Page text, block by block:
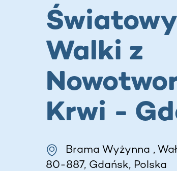
Walki z
Krwi -
Brama Wyżynna ,
80-887, Gdańsk, Polska